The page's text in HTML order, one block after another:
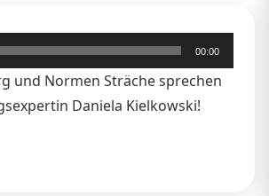
00:00
und Normen Sträche sprechen
Daniela Kielkowski!